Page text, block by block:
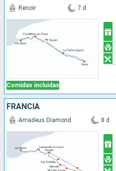
Comidas incluidas
Renoir 7 d
FRANCIA
Amadeus Diamond 8 d